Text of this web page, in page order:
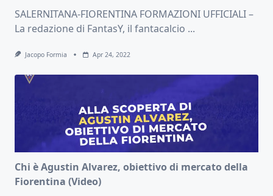
SALERNITANA-FIORENTINA FORMAZIONI UFFICIALI –
La redazione di FantasY, il fantacalcio ...
Jacopo Formia Apr 24, 2022
Chi è Agustin Alvarez, obiettivo di mercato della
Fiorentina (Video)